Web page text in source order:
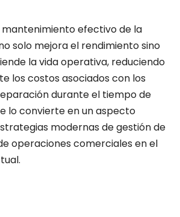
mantenimiento efectivo de la
solo mejora el rendimiento sino
la vida operativa, reduciendo
los costos asociados con los
durante el tiempo de
lo convierte en un aspecto
modernas de gestión de
operaciones comerciales en el